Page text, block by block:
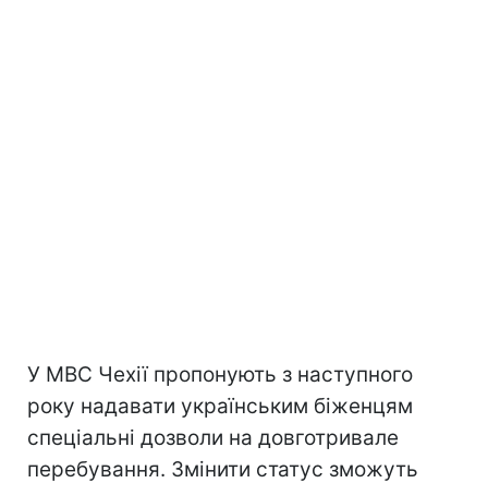
У МВС Чехії пропонують з наступного
року надавати українським біженцям
спеціальні дозволи на довготривале
перебування. Змінити статус зможуть